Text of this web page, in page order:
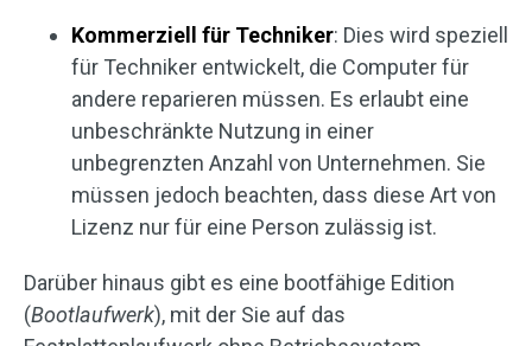
Kommerziell für Techniker: Dies wird speziell
für Techniker entwickelt, die Computer für
andere reparieren müssen. Es erlaubt eine
unbeschränkte Nutzung in einer
unbegrenzten Anzahl von Unternehmen. Sie
müssen jedoch beachten, dass diese Art von
Lizenz nur für eine Person zulässig ist.
Darüber hinaus gibt es eine bootfähige Edition
(Bootlaufwerk), mit der Sie auf das